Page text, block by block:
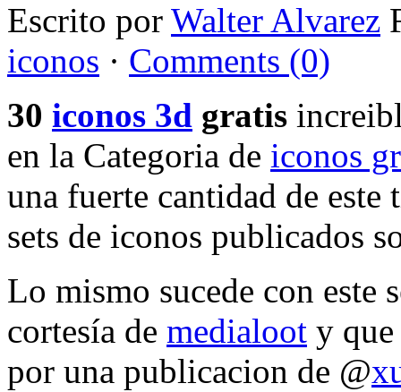
Escrito por Walter Alvarez
iconos · Comments (0)
30 iconos 3d gratis
en la Categoria de iconos
una fuerte cantidad de este
sets de iconos publicados
Lo mismo sucede con este
cortesía de medialoot y que
por una publicacion de @